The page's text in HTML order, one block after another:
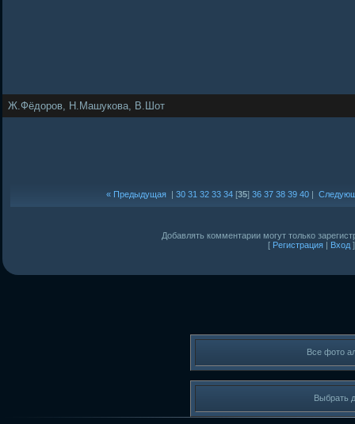
Ж.Фёдоров, Н.Машукова, В.Шот
« Предыдущая | 30 31 32 33 34 [35] 36 37 38 39 40 |
Добавлять комментарии могут только
[ Регистрация | Вход ]
Все фото
Выбрать